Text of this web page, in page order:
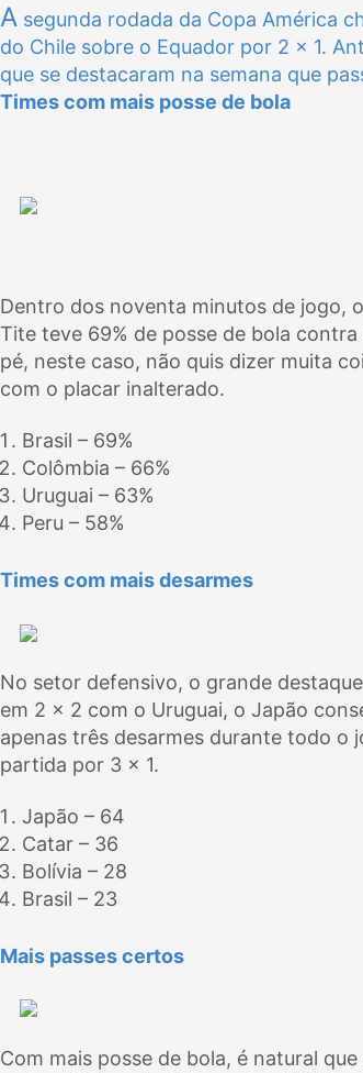
A segunda rodada da Copa América
do Chile sobre o Equador por 2 x 1.
que se destacaram na semana que
Times com mais posse de bola
Dentro dos noventa minutos de jogo,
Tite teve 69% de posse de bola
pé, neste caso, não quis dizer muita
com o placar inalterado.
Brasil – 69%
Colômbia – 66%
Uruguai – 63%
Peru – 58%
Times com mais desarmes
No setor defensivo, o grande
em 2 x 2 com o Uruguai, o Japão
apenas três desarmes durante todo o
partida por 3 x 1.
Japão – 64
Catar – 36
Bolívia – 28
Brasil – 23
Mais passes certos
Com mais posse de bola, é natural